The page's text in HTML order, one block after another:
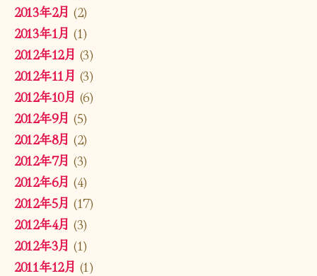
2013年2月 (2)
2013年1月 (1)
2012年12月 (3)
2012年11月 (3)
2012年10月 (6)
2012年9月 (5)
2012年8月 (2)
2012年7月 (3)
2012年6月 (4)
2012年5月 (17)
2012年4月 (3)
2012年3月 (1)
2011年12月 (1)